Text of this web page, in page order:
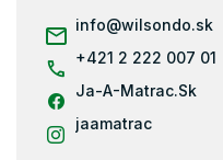
info@wilsondo.sk
+421 2 222 007 01
Ja-A-Matrac.Sk
jaamatrac